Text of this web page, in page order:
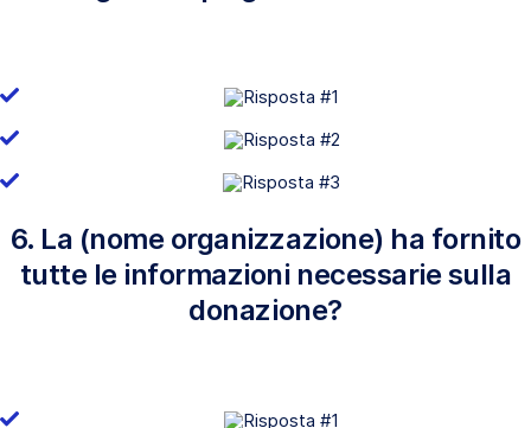
6. La (nome organizzazione) ha fornito
tutte le informazioni necessarie sulla
donazione?